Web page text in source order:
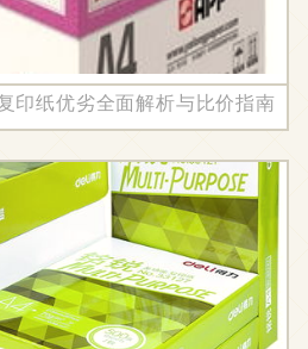
印纸优劣全面解析与比价指南